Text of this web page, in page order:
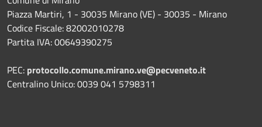
Piazza Martiri, 1 - 30035 Mirano (VE) - 30035 - Mirano
Codice Fiscale: 82002010278
Partita IVA: 00649390275
PEC: protocollo.comune.mirano.ve@pecveneto.it
Centralino Unico: 0039 041 5798311